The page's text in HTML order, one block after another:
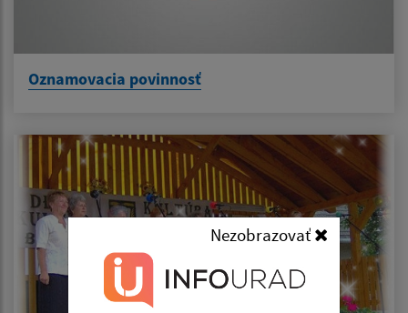
Nezobrazovať
Oznamovacia povinnosť